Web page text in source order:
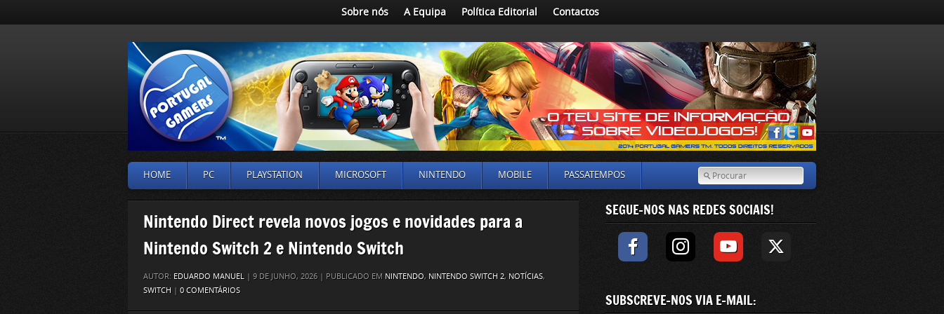
Sobre nós A Equipa Política Editorial Contactos
HOME PC PLAYSTATION MICROSOFT NINTENDO MOBILE PASSATEMPOS
Nintendo Direct revela novos jogos e novidades para a
Nintendo Switch 2 e Nintendo Switch
AUTOR: EDUARDO MANUEL | 9 DE JUNHO, 2026 | PUBLICADO EM NINTENDO, NINTENDO SWITCH 2, NOTÍCIAS,
SWITCH | 0 COMENTÁRIOS
SEGUE-NOS NAS REDES SOCIAIS!
SUBSCREVE-NOS VIA E-MAIL: